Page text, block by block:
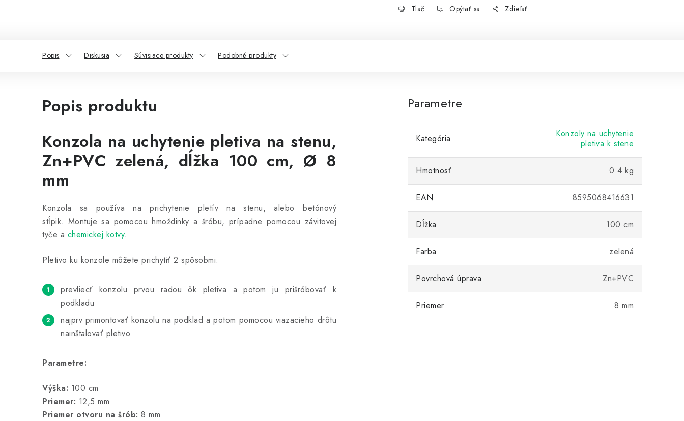
Tlač Opýtať sa Zdieľať
Popis Diskusia Súvisiace produkty Podobné produkty
Popis produktu
Konzola na uchytenie pletiva na stenu,
Zn+PVC zelená, dĺžka 100 cm, Ø 8
mm
Konzola sa používa na prichytenie pletív na stenu, alebo betónový
stĺpik. Montuje sa pomocou hmoždinky a šróbu, prípadne pomocou závitovej
tyče a chemickej kotvy.
Pletivo ku konzole môžete prichytiť 2 spôsobmi:
prevliecť konzolu prvou radou ôk pletiva a potom ju prišróbovať k
podkladu
najprv primontovať konzolu na podklad a potom pomocou viazacieho drôtu
nainštalovať pletivo
Parametre:
Výška: 100 cm
Priemer: 12,5 mm
Priemer otvoru na šrób: 8 mm
Parametre
Kategória
Konzoly na uchytenie
pletiva k stene
Hmotnosť 0.4 kg
EAN 8595068416631
Dĺžka 100 cm
Farba zelená
Povrchová úprava Zn+PVC
Priemer 8 mm